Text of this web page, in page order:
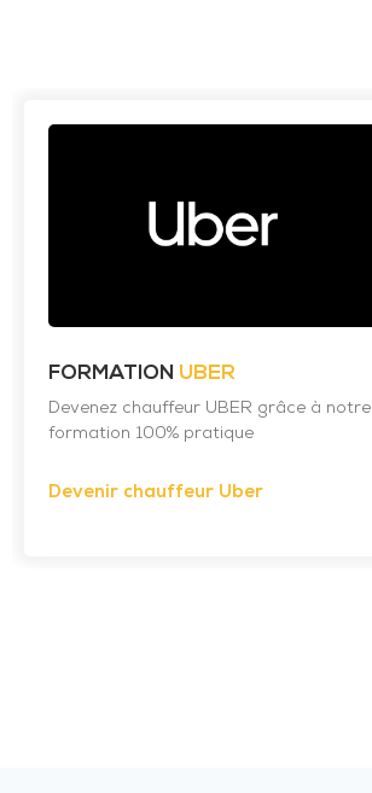
FORMATION UBER
Devenez chauffeur UBER grâce à notre
formation 100% pratique
Devenir chauffeur Uber